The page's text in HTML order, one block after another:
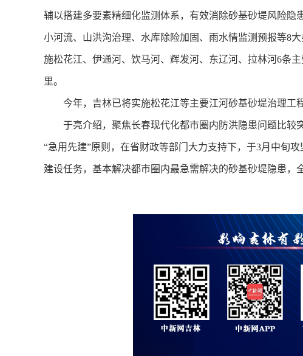
辅以搭建多要素精细化监测体系，有效消除砂基砂堤风险
小河流、山洪沟治理、水库除险加固、雨水情监测预报等8
施松花江、伊通河、饮马河、辉发河、东辽河、拉林河6条
里。
今年，吉林已将实施松花江等主要江河砂基砂堤治理工程
于亮介绍，聚焦长春现代化都市圈内防洪隐患问题比较
“急用先建”原则，在省财政等部门大力支持下，于3月中旬
建设任务，基本解决都市圈内最急需解决的砂基砂堤隐患，